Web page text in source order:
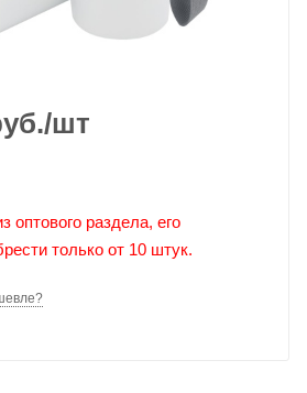
/шт
оптового раздела, его
только от 10 штук.